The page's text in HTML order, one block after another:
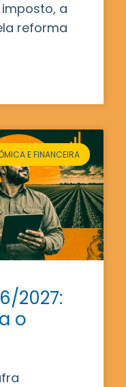
a
reforma
E FINANCEIRA
2027:
o